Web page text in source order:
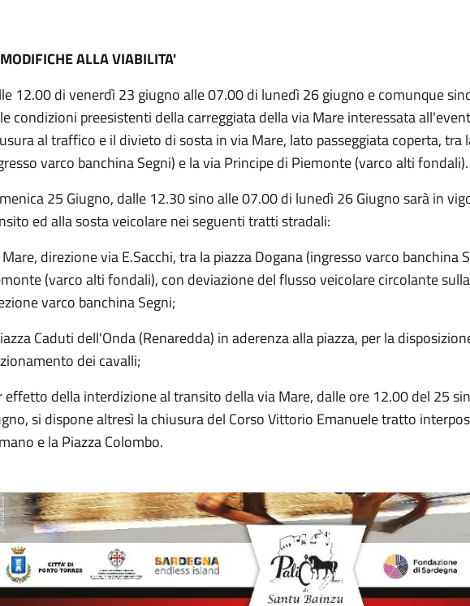
ALLA VIABILITA'
12.00 di venerdì 23 giugno alle 07.00 di lunedì 26 giugno e comunque
condizioni preesistenti della carreggiata della via Mare interessata
al traffico e il divieto di sosta in via Mare, lato passeggiata coperta, tra
varco banchina Segni) e la via Principe di Piemonte (varco alti fondali).
25 Giugno, dalle 12.30 sino alle 07.00 di lunedì 26 Giugno sarà in
ed alla sosta veicolare nei seguenti tratti stradali:
direzione via E.Sacchi, tra la piazza Dogana (ingresso varco banchina
(varco alti fondali), con deviazione del flusso veicolare circolante
varco banchina Segni;
Caduti dell'Onda (Renaredda) in aderenza alla piazza, per la
dei cavalli;
effetto della interdizione al transito della via Mare, dalle ore 12.00 del 25
si dispone altresì la chiusura del Corso Vittorio Emanuele tratto
e la Piazza Colombo.